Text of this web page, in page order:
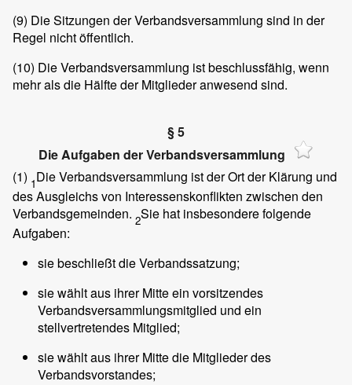
(9) Die Sitzungen der Verbandsversammlung sind in der
Regel nicht öffentlich.
(10) Die Verbandsversammlung ist beschlussfähig, wenn
mehr als die Hälfte der Mitglieder anwesend sind.
§ 5
Die Aufgaben der Verbandsversammlung
(1) 1Die Verbandsversammlung ist der Ort der Klärung und
des Ausgleichs von Interessenskonflikten zwischen den
Verbandsgemeinden. 2Sie hat insbesondere folgende
Aufgaben:
sie beschließt die Verbandssatzung;
sie wählt aus ihrer Mitte ein vorsitzendes
Verbandsversammlungsmitglied und ein
stellvertretendes Mitglied;
sie wählt aus ihrer Mitte die Mitglieder des
Verbandsvorstandes;